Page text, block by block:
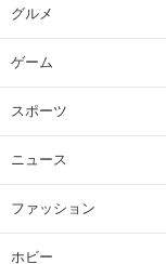
グルメ
ゲーム
スポーツ
ニュース
ファッション
ホビー